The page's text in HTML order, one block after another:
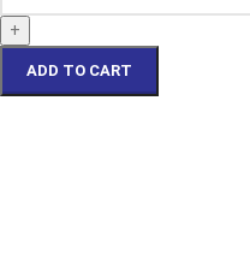
ADD TO CART